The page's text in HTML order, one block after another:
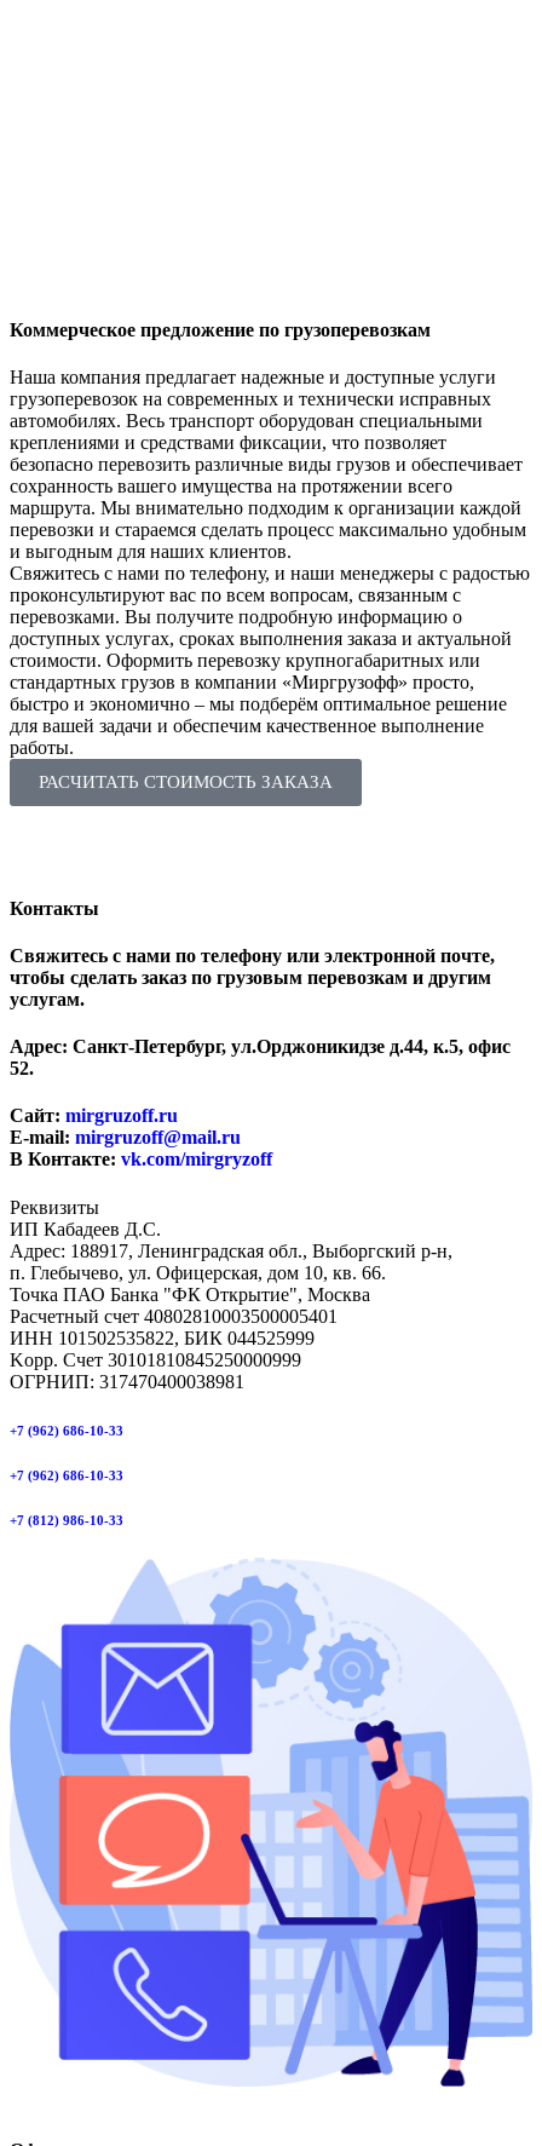
Коммерческое предложение по грузоперевозкам
Наша компания предлагает надежные и доступные услуги
грузоперевозок на современных и технически исправных
автомобилях. Весь транспорт оборудован специальными
креплениями и средствами фиксации, что позволяет
безопасно перевозить различные виды грузов и обеспечивает
сохранность вашего имущества на протяжении всего
маршрута. Мы внимательно подходим к организации каждой
перевозки и стараемся сделать процесс максимально удобным
и выгодным для наших клиентов.
Свяжитесь с нами по телефону, и наши менеджеры с радостью
проконсультируют вас по всем вопросам, связанным с
перевозками. Вы получите подробную информацию о
доступных услугах, сроках выполнения заказа и актуальной
стоимости. Оформить перевозку крупногабаритных или
стандартных грузов в компании «Миргрузофф» просто,
быстро и экономично ‒ мы подберём оптимальное решение
для вашей задачи и обеспечим качественное выполнение
работы.
РАСЧИТАТЬ СТОИМОСТЬ ЗАКАЗА
Контакты
Свяжитесь с нами по телефону или электронной почте,
чтобы сделать заказ по грузовым перевозкам и другим
услугам.
Адрес: Санкт-Петербург, ул.Орджоникидзе д.44, к.5, офис
52.
Сайт: mirgruzoff.ru
E-mail: mirgruzoff@mail.ru
В Контакте: vk.com/mirgryzoff
Реквизиты
ИП Кабадеев Д.С.
Адрес: 188917, Ленинградская обл., Выборгский р-н,
п. Глебычево, ул. Офицерская, дом 10, кв. 66.
Точка ПАО Банка "ФК Открытие", Москва
Расчетный счет 40802810003500005401
ИНН 101502535822, БИК 044525999
Kорр. Счет 30101810845250000999
ОГРНИП: 317470400038981
+7 (962) 686-10-33
+7 (962) 686-10-33
+7 (812) 986-10-33